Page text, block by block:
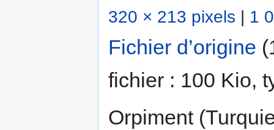
320 × 213 pixels | 1
Fichier d’origine
fichier : 100 Kio,
Orpiment